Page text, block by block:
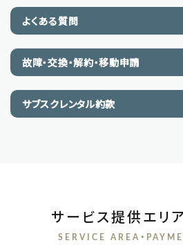
よくある質問
故障・交換・解約・移動申請
サブスクレンタル約款
サービス提供エリ
SERVICE AREA・